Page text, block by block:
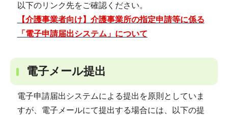
以下のリンク先をご確認ください。
【介護事業者向け】介護事業所の指定申請等に係る
「電子申請届出システム」について
電子メール提出
電子申請届出システムによる提出を原則としていま
すが、電子メールにて提出する場合には、以下の提